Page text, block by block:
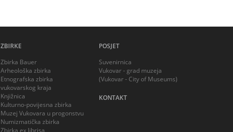
ZBIRKE
Zbirka Bauer
Arheološka zbirka
Etnografska zbirka
vukovarskog kraja
Knjižnica
Kulturno-povijesna zbirka
Muzej Vukovara u progonstvu
Numizmatička zbirka
POSJET
Suvenirnica
Vukovar - grad muzeja
(Vukovar - City of Museums)
KONTAKT